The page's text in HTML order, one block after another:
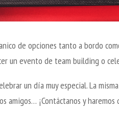
de opciones tanto a bordo
un evento de team building o
un día muy especial. La
¡Contáctanos y